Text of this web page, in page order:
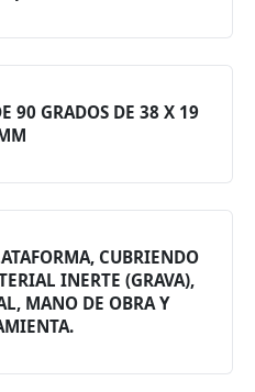
90 GRADOS DE 38 X 19
CUBRIENDO
INERTE (GRAVA),
MANO DE OBRA Y